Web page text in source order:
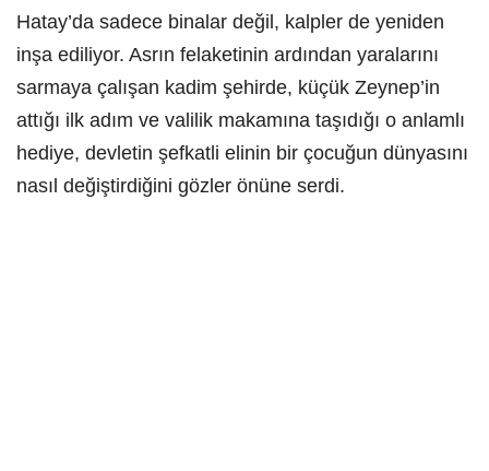
Hatay’da sadece binalar değil, kalpler de yeniden
inşa ediliyor. Asrın felaketinin ardından yaralarını
sarmaya çalışan kadim şehirde, küçük Zeynep’in
attığı ilk adım ve valilik makamına taşıdığı o anlamlı
hediye, devletin şefkatli elinin bir çocuğun dünyasını
nasıl değiştirdiğini gözler önüne serdi.